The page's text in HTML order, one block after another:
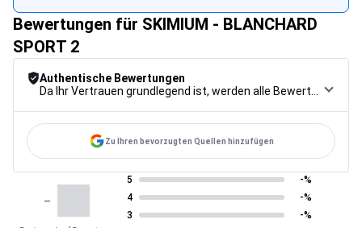
Bewertungen für SKIMIUM - BLANCHARD
SPORT 2
Authentische Bewertungen
Zu Ihren bevorzugten Quellen hinzufügen
-
5
-%
4
-%
3
-%